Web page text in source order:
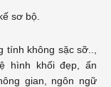
sơ bộ.
tính không sặc sỡ..,
hình khối đẹp, ấn
gian, ngôn ngữ